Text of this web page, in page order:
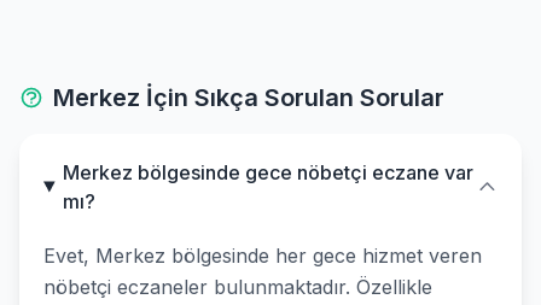
Merkez İçin Sıkça Sorulan Sorular
Merkez bölgesinde gece nöbetçi eczane var
mı?
Evet, Merkez bölgesinde her gece hizmet veren
nöbetçi eczaneler bulunmaktadır. Özellikle